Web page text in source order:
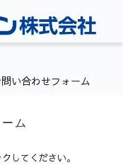
い合わせフォーム
ム
してください。